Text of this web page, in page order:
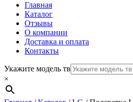
Главная
Каталог
Отзывы
О компании
Доставка и оплата
Контакты
Укажите модель тв
×